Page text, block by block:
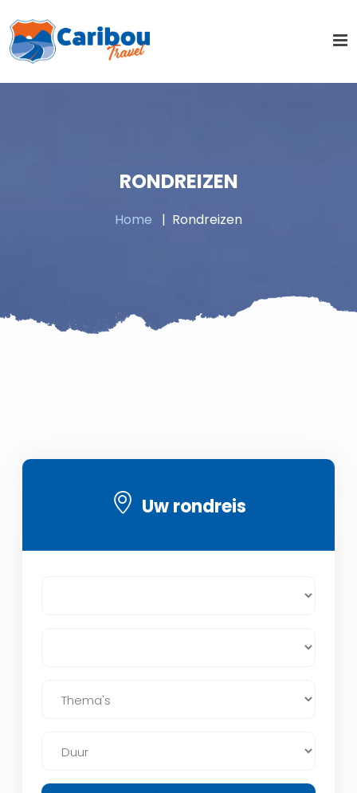
RONDREIZEN
Home Rondreizen
Uw rondreis